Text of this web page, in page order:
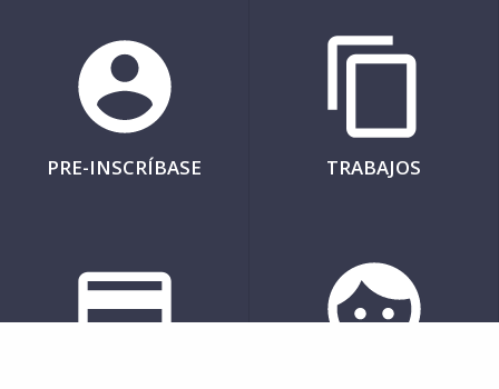
PRE-INSCRÍBASE TRABAJOS